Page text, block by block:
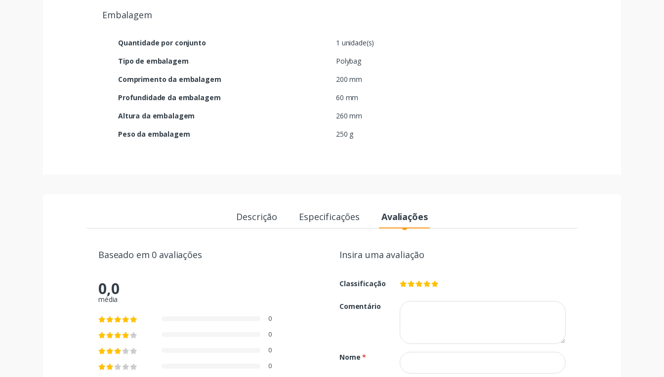
Embalagem
Quantidade por conjunto
1 unidade(s)
Tipo de embalagem
Polybag
Comprimento da embalagem
200 mm
Profundidade da embalagem
60 mm
Altura da embalagem
260 mm
Peso da embalagem
250 g
Descrição Especificações Avaliações
Baseado em 0 avaliações
0,0
média
0
0
0
0
Insira uma avaliação
Classificação
Comentário
Nome*